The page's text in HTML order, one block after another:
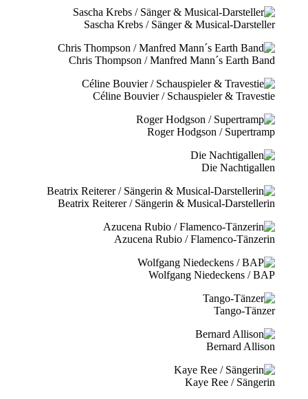
Sascha Krebs / Sänger & Musical-Darsteller
Chris Thompson / Manfred Mann´s Earth Band
Céline Bouvier / Schauspieler & Travestie
Roger Hodgson / Supertramp
Die Nachtigallen
Beatrix Reiterer / Sängerin & Musical-Darstellerin
Azucena Rubio / Flamenco-Tänzerin
Wolfgang Niedeckens / BAP
Tango-Tänzer
Bernard Allison
Kaye Ree / Sängerin